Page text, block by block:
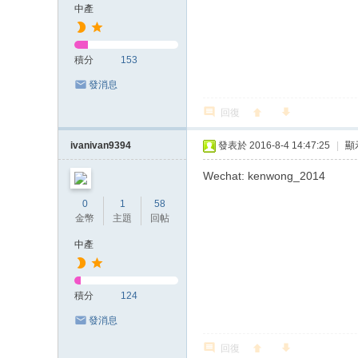
中產
積分 153
發消息
回復
ivanivan9394
0
金幣
1
主題
58
回帖
中產
積分 124
發消息
發表於 2016-8-4 14:47:25 顯
Wechat: kenwong_2014
回復